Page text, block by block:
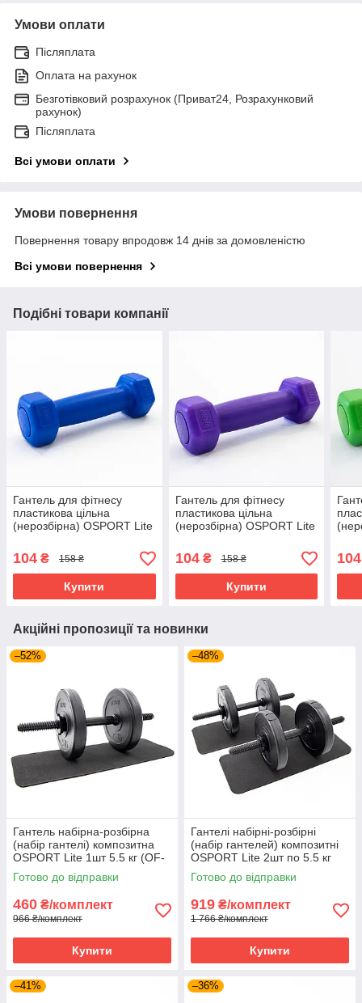
Умови оплати
Післяплата
Оплата на рахунок
Безготівковий розрахунок (Приват24, Розрахунковий
рахунок)
Післяплата
Всі умови оплати
Умови повернення
Повернення товару впродовж 14 днів за домовленістю
Всі умови повернення
Подібні товари компанії
Гантель для фітнесу
пластикова цільна
(нерозбірна) OSPORT Lite
104 ₴ 158 ₴
Купити
Гантель для фітнесу
пластикова цільна
(нерозбірна) OSPORT Lite
Фіолетовий
104₴ 158 ₴
Купити
104
Акційні пропозиції та новинки
–52%
Гантель набірна-розбірна
(набір гантелі) композитна
OSPORT Lite 1шт 5.5 кг (OF-
0145)
Готово до відправки
460 ₴/комплект
966 ₴/комплект
Купити
–48%
Гантелі набірні-розбірні
(набір гантелей) композитні
OSPORT Lite 2шт по 5.5 кг
(OF-0172)
Готово до відправки
919 ₴/комплект
1 766 ₴/комплект
Купити
–41% –36%